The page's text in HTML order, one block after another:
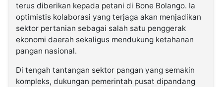
terus diberikan kepada petani di Bone Bolango. Ia
optimistis kolaborasi yang terjaga akan menjadikan
sektor pertanian sebagai salah satu penggerak
ekonomi daerah sekaligus mendukung ketahanan
pangan nasional.
Di tengah tantangan sektor pangan yang semakin
kompleks, dukungan pemerintah pusat dipandang